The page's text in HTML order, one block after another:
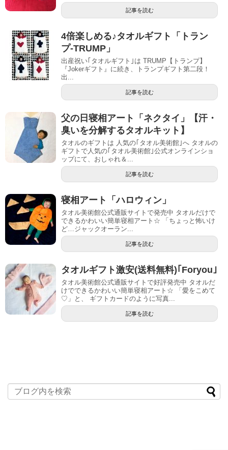
記事を読む
4倍楽しめる♪タオルギフト「トラン
プ-TRUMP」
出産祝い｢タオルギフト｣は TRUMP【トランプ】
『Jokerギフト』に続き、トランプギフト第二段！
出...
記事を読む
父の日寝相アート「ネクタイ」【汗・
臭いを分解するタオルキット】
タオルのギフトは 人気の｢タオル美術館｣へ タオルの
ギフトで人気の｢タオル美術館｣公式オンラインショ
ップにて、おしゃれ＆...
記事を読む
寝相アート「ハロウィン」
タオル美術館公式通販サイトで発売中 タオルだけで
できるかわいい簡単寝相アート☆ 「ちょっと怖いけ
ど…ジャックオーラン...
記事を読む
タオルギフト激安(送料無料)｢Foryou｣
タオル美術館公式通販サイトで好評発売中 タオルだ
けでできるかわいい簡単寝相アート☆ 「愛をこめて
♡」と、 ギフトカードのように写真...
記事を読む